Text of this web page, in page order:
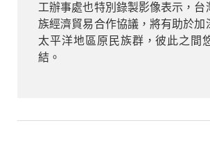
工辦事處也特別錄製影像表示，台
族經濟貿易合作協議，將有助於加
太平洋地區原民族群，彼此之間
結。